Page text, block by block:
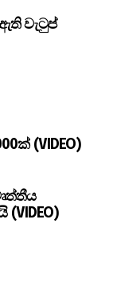
වැටුප්
(VIDEO)